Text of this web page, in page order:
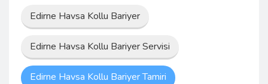
Edirne Havsa Kollu Bariyer
Edirne Havsa Kollu Bariyer Servisi
Edirne Havsa Kollu Bariyer Tamiri